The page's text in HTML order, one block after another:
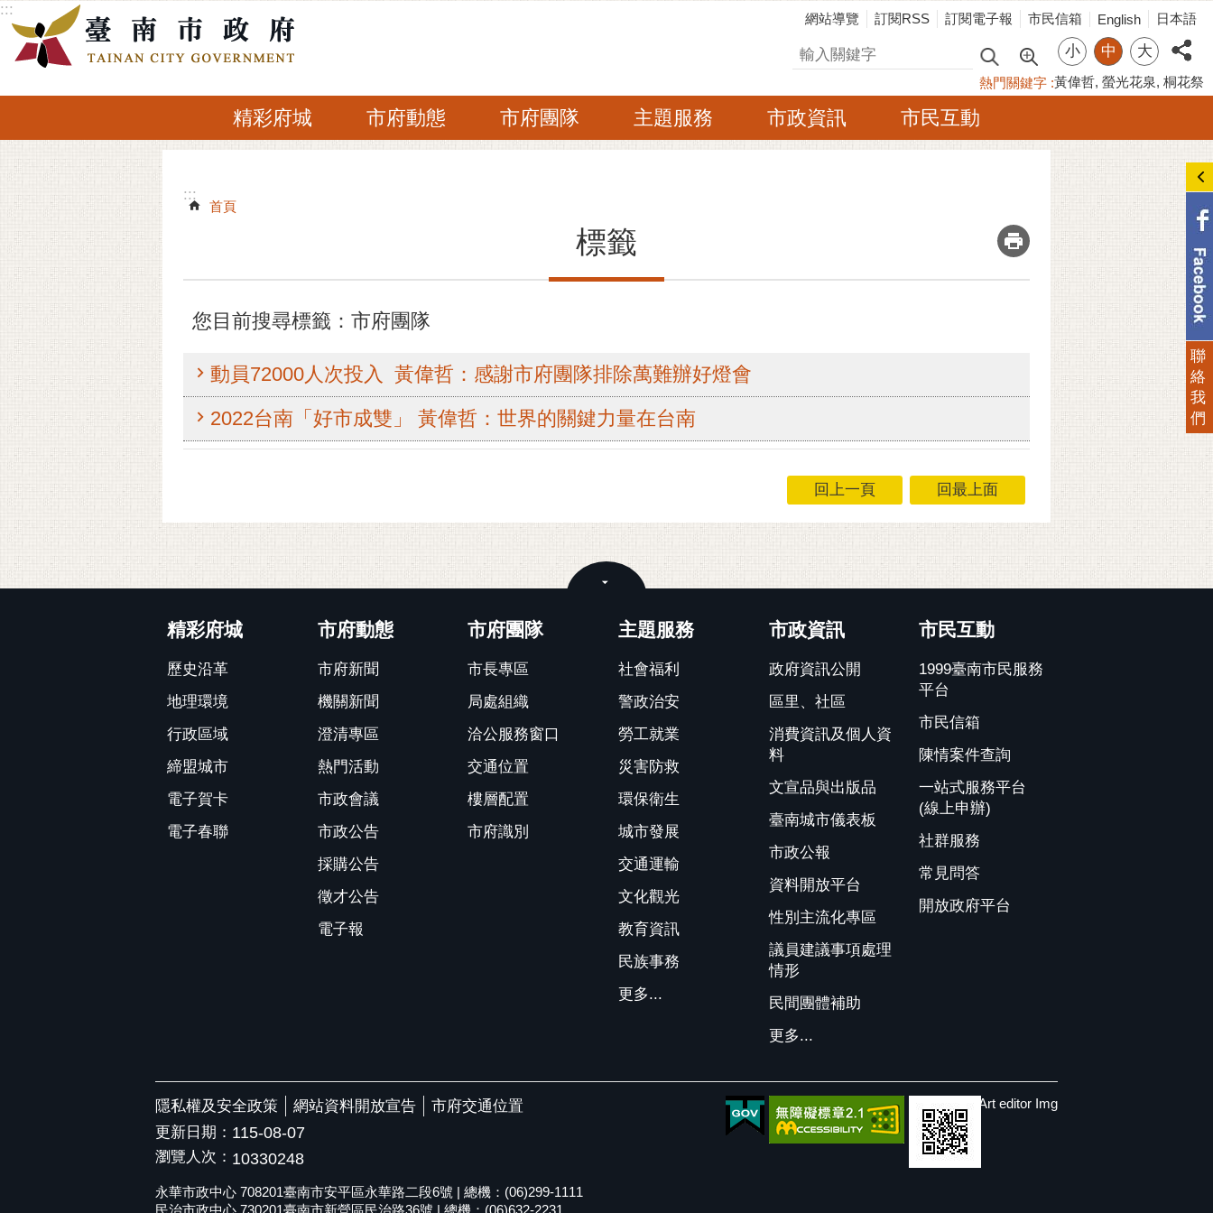
跳到主要內容區塊
:::
網站導覽 訂閱RSS 訂閱電子報 市民信箱 English 日本語
搜尋 小 中 大
熱門關鍵字 黃偉哲 螢光花泉 桐花祭
精彩府城 市府動態 市府團隊 主題服務 市政資訊 市民互動
:::
:::
首頁
標籤 _
您目前搜尋標籤：市府團隊
動員72000人次投入 黃偉哲：感謝市府團隊排除萬難辦好燈會
2022台南「好市成雙」 黃偉哲：世界的關鍵力量在台南
回上一頁 回最上面
精彩府城
歷史沿革
地理環境
行政區域
締盟城市
電子賀卡
電子春聯
市府動態
市府新聞
機關新聞
澄清專區
熱門活動
市政會議
市政公告
採購公告
徵才公告
電子報
市府團隊
市長專區
局處組織
洽公服務窗口
交通位置
樓層配置
市府識別
主題服務
社會福利
警政治安
勞工就業
災害防救
環保衛生
城市發展
交通運輸
文化觀光
教育資訊
民族事務
更多...
市政資訊
政府資訊公開
區里、社區
消費資訊及個人資
料
文宣品與出版品
臺南城市儀表板
市政公報
資料開放平台
性別主流化專區
議員建議事項處理
情形
民間團體補助
更多...
市民互動
1999臺南市民服務
平台
市民信箱
陳情案件查詢
一站式服務平台
(線上申辦)
社群服務
常見問答
開放政府平台
隱私權及安全政策 網站資料開放宣告
市府交通位置
更新日期： 115-08-07
瀏覽人次： 10330248
永華市政中心 708201臺南市安平區永華路二段6號 | 總機：(06)299-1111
民治市政中心 730201臺南市新營區民治路36號 | 總機：(06)632-2231
聯
絡
我
們